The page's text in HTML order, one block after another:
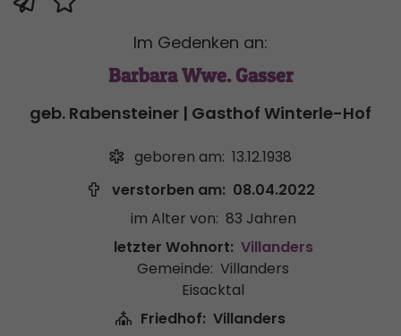
Im Gedenken an:
Barbara Wwe. Gasser
geb. Rabensteiner | Gasthof Winterle-Hof
geboren am: 13.12.1938
verstorben am: 08.04.2022
im Alter von: 83 Jahren
letzter Wohnort: Villanders
Gemeinde: Villanders
Eisacktal
Friedhof: Villanders